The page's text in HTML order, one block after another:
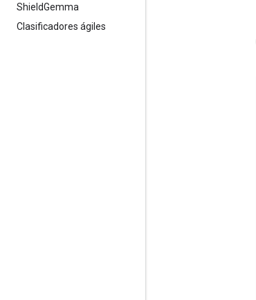
ShieldGemma
Clasificadores ágiles